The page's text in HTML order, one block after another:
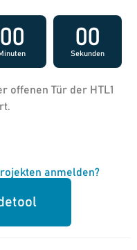
00
Minuten
00
Sekunden
offenen Tür der HTL1
anmelden?